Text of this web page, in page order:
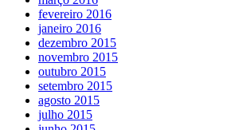
fevereiro 2016
janeiro 2016
dezembro 2015
novembro 2015
outubro 2015
setembro 2015
agosto 2015
julho 2015